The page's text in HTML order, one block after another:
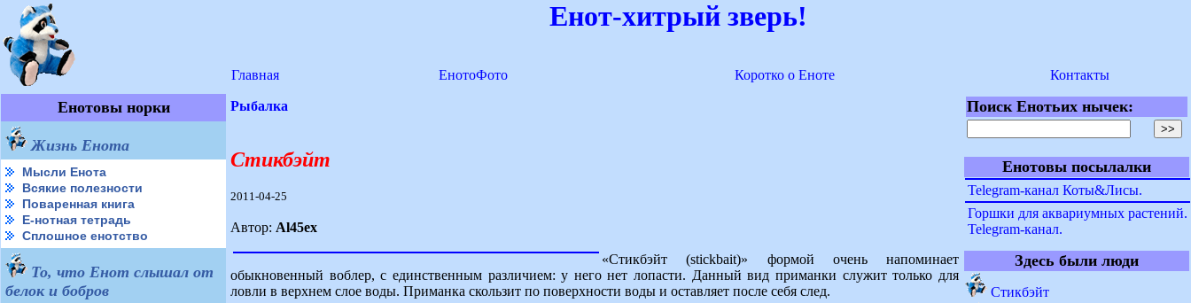
Енот-хитрый зверь!
Главная ЕнотоФото Коротко о Еноте Контакты
Енотовы норки
Жизнь Енота
Мысли Енота
Всякие полезности
Поваренная книга
Е-нотная тетрадь
Сплошное енотство
То, что Енот слышал от
белок и бобров
Рыбалка
Стикбэйт
2011-04-25
Автор: Al45ex
«Стикбэйт (stickbait)» формой очень напоминает
обыкновенный воблер, с единственным различием: у него нет лопасти. Данный вид приманки служит только для
ловли в верхнем слое воды. Приманка скользит по поверхности воды и оставляет после себя след.
Поиск Енотьих нычек:
Енотовы посылалки
Telegram-канал Коты&Лисы.
Горшки для аквариумных растений.
Telegram-канал.
Здесь были люди
Стикбэйт